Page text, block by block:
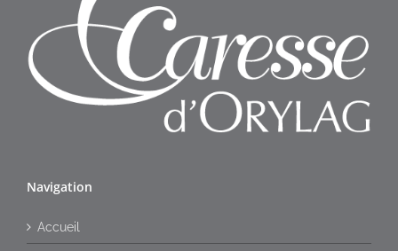
Navigation
Accueil